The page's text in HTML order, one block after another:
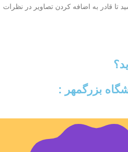
تا قادر به اضافه کردن تصاویر در نظرات
بزرگمهر :